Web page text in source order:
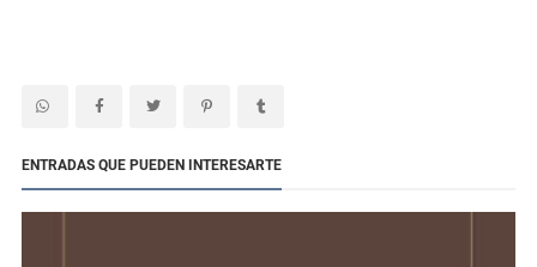
ENTRADAS QUE PUEDEN INTERESARTE